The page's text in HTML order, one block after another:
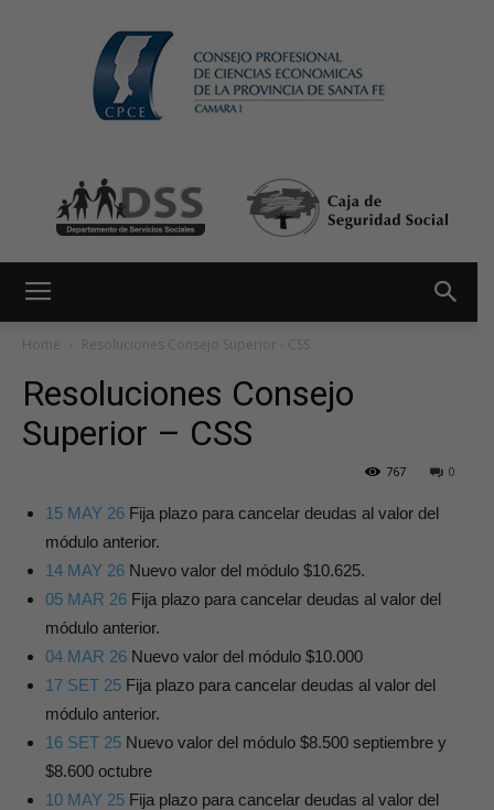
Home Resoluciones Consejo Superior - CSS
Resoluciones Consejo
Superior – CSS
0
767
15 MAY 26 Fija plazo para cancelar deudas al valor del
módulo anterior.
14 MAY 26 Nuevo valor del módulo $10.625.
05 MAR 26 Fija plazo para cancelar deudas al valor del
módulo anterior.
04 MAR 26 Nuevo valor del módulo $10.000
17 SET 25 Fija plazo para cancelar deudas al valor del
módulo anterior.
16 SET 25 Nuevo valor del módulo $8.500 septiembre y
$8.600 octubre
10 MAY 25 Fija plazo para cancelar deudas al valor del